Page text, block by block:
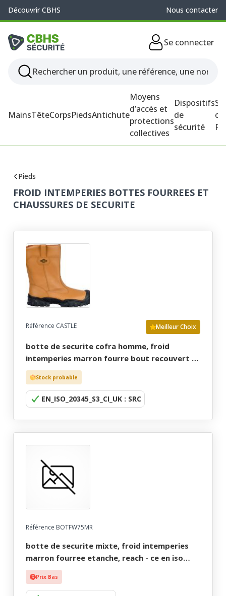
Découvrir CBHS Nous contacter
Se connecter
MainsTêteCorpsPiedsAntichute
Moyens
d’accès et
protections
collectives
Dispositifs
de
sécurité
Pieds
FROID INTEMPERIES BOTTES FOURREES ET
CHAUSSURES DE SECURITE
Référence CASTLE Meilleur Choix
botte de securite cofra homme, froid
intemperies marron fourre bout recouvert -
ce en iso 20345 s3 cl uk src - 39/48
Stock probable
EN_ISO_20345_S3_CI_UK : SRC
Référence BOTFW75MR
botte de securite mixte, froid intemperies
marron fourree etanche, reach - ce en iso
20345 s5 cl - 36/49
Prix Bas